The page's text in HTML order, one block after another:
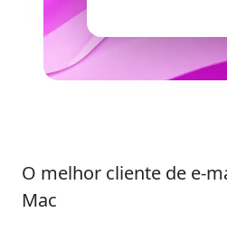
O melhor cliente de e-
Mac